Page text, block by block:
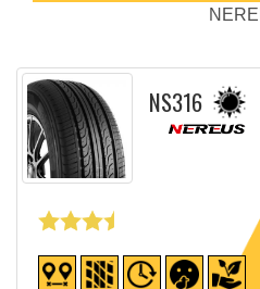
NS316